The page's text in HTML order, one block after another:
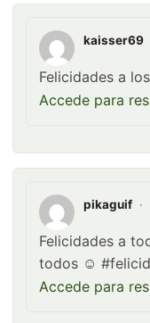
kaisser69
Felicidades a
Accede para
pikaguif ·
Felicidades a
todos ☺
Accede para